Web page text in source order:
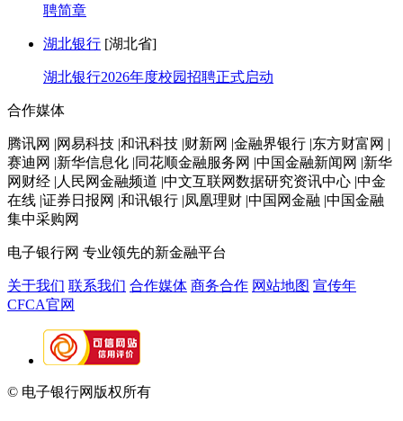
聘简章
湖北银行 [湖北省]
湖北银行2026年度校园招聘正式启动
合作媒体
腾讯网 |网易科技 |和讯科技 |财新网 |金融界银行 |东方财富网 |
赛迪网 |新华信息化 |同花顺金融服务网 |中国金融新闻网 |新华
网财经 |人民网金融频道 |中文互联网数据研究资讯中心 |中金
在线 |证券日报网 |和讯银行 |凤凰理财 |中国网金融 |中国金融
集中采购网
电子银行网 专业领先的新金融平台
关于我们 联系我们 合作媒体 商务合作 网站地图 宣传年
CFCA官网
© 电子银行网版权所有